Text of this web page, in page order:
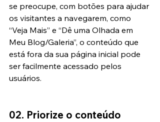
se preocupe, com botões para ajudar
os visitantes a navegarem, como
“Veja Mais” e “Dê uma Olhada em
Meu Blog/Galeria”, o conteúdo que
está fora da sua página inicial pode
ser facilmente acessado pelos
usuários.
02. Priorize o conteúdo